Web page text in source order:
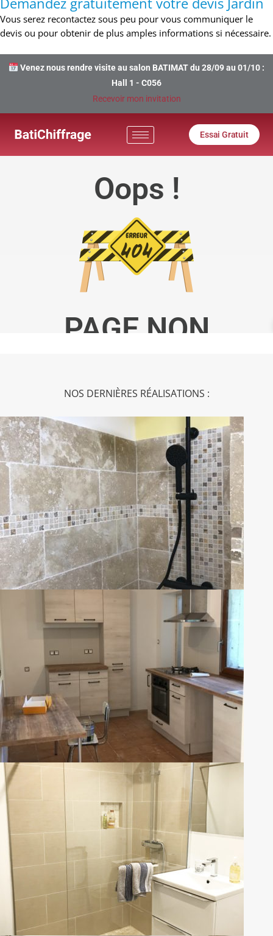
Vous serez recontactez sous peu pour vous communiquer le
devis ou pour obtenir de plus amples informations si nécessaire.
NOS DERNIÈRES RÉALISATIONS :